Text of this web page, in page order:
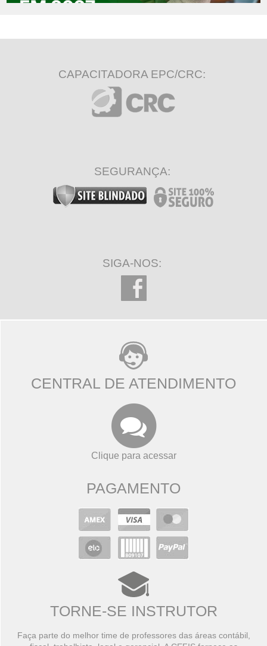
CAPACITADORA EPC/CRC:
SEGURANÇA:
SIGA-NOS:
CENTRAL DE ATENDIMENTO
Clique para acessar
PAGAMENTO
TORNE-SE INSTRUTOR
Faça parte do melhor time de professores das áreas contábil,